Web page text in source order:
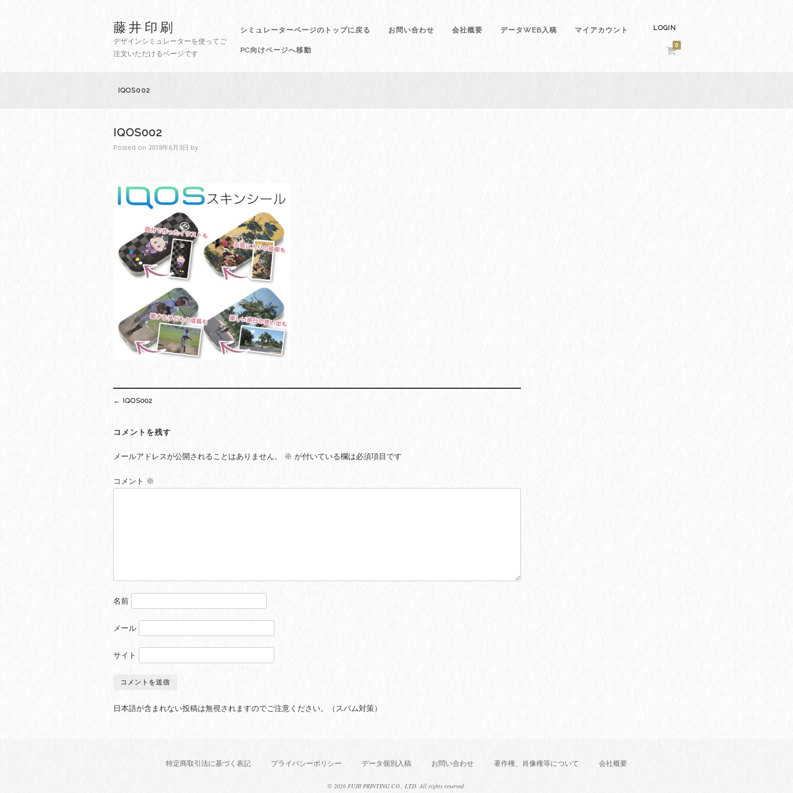
藤井印刷
デザインシミュレーターを使ってご
注文いただけるページです
シミュレーターページのトップに戻る お問い合わせ 会社概要 データWEB入稿 マイアカウント
PC向けページへ移動
LOGIN
0
IQOS002
IQOS002
Posted on 2018年6月3日 by
navigation
← IQOS002
コメントを残す
メールアドレスが公開されることはありません。 ※ が付いている欄は必須項目です
コメント ※
名前
メール
サイト
日本語が含まれない投稿は無視されますのでご注意ください。（スパム対策）
特定商取引法に基づく表記 プライバシーポリシー データ個別入稿 お問い合わせ 著作権、肖像権等について 会社概要
© 2026 FUJII PRINTING CO., LTD. All rights reserved.